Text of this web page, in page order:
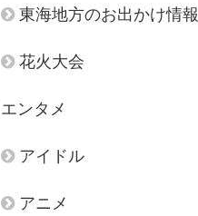
東海地方のお出かけ情報
花火大会
エンタメ
アイドル
アニメ